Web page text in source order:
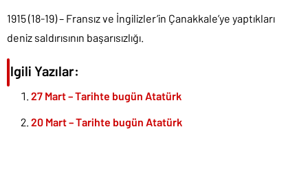
1915 (18-19) – Fransız ve İngilizler’in Çanakkale’ye yaptıkları
deniz saldırısının başarısızlığı.
İlgili Yazılar:
27 Mart – Tarihte bugün Atatürk
20 Mart – Tarihte bugün Atatürk